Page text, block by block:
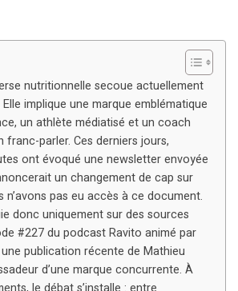
nutritionnelle secoue actuellement
implique une marque emblématique
un athlète médiatisé et un coach
parler. Ces derniers jours,
ont évoqué une newsletter envoyée
un changement de cap sur
n’avons pas eu accès à ce document.
donc uniquement sur des sources
#227 du podcast Ravito animé par
publication récente de Mathieu
d’une marque concurrente. À